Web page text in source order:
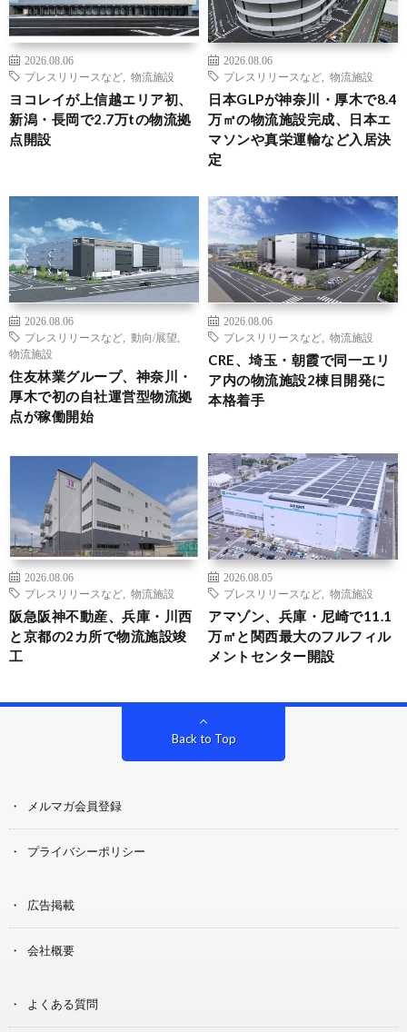
2026.08.06
プレスリリースなど
物流施設
ヨコレイが上信越エリア初、
新潟・長岡で2.7万tの物流拠
点開設
2026.08.06
プレスリリースなど
物流施設
日本GLPが神奈川・厚木で8.4
万㎡の物流施設完成、日本エ
マソンや真栄運輸など入居決
定
2026.08.06
プレスリリースなど
動向/展望
物流施設
住友林業グループ、神奈川・
厚木で初の自社運営型物流拠
点が稼働開始
2026.08.06
プレスリリースなど
物流施設
CRE、埼玉・朝霞で同一エリ
ア内の物流施設2棟目開発に
本格着手
2026.08.06
プレスリリースなど
物流施設
阪急阪神不動産、兵庫・川西
と京都の2カ所で物流施設竣
工
2026.08.05
プレスリリースなど
物流施設
アマゾン、兵庫・尼崎で11.1
万㎡と関西最大のフルフィル
メントセンター開設
Back to Top
メルマガ会員登録
プライバシーポリシー
広告掲載
会社概要
よくある質問